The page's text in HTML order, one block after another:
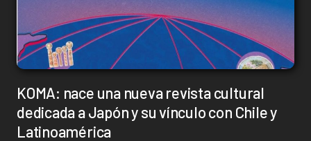
KOMA: nace una nueva revista cultural
dedicada a Japón y su vínculo con Chile y
Latinoamérica